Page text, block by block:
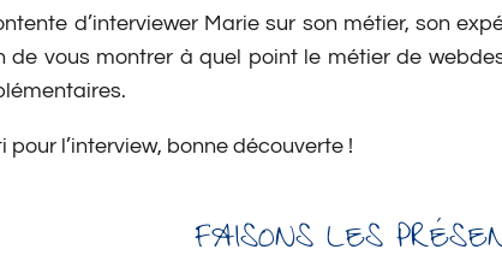
d’interviewer Marie sur son métier, son
de vous montrer à quel point le métier de
pour l’interview, bonne découverte !
FAISONS LES